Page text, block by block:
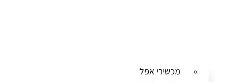
מכשירי אפל